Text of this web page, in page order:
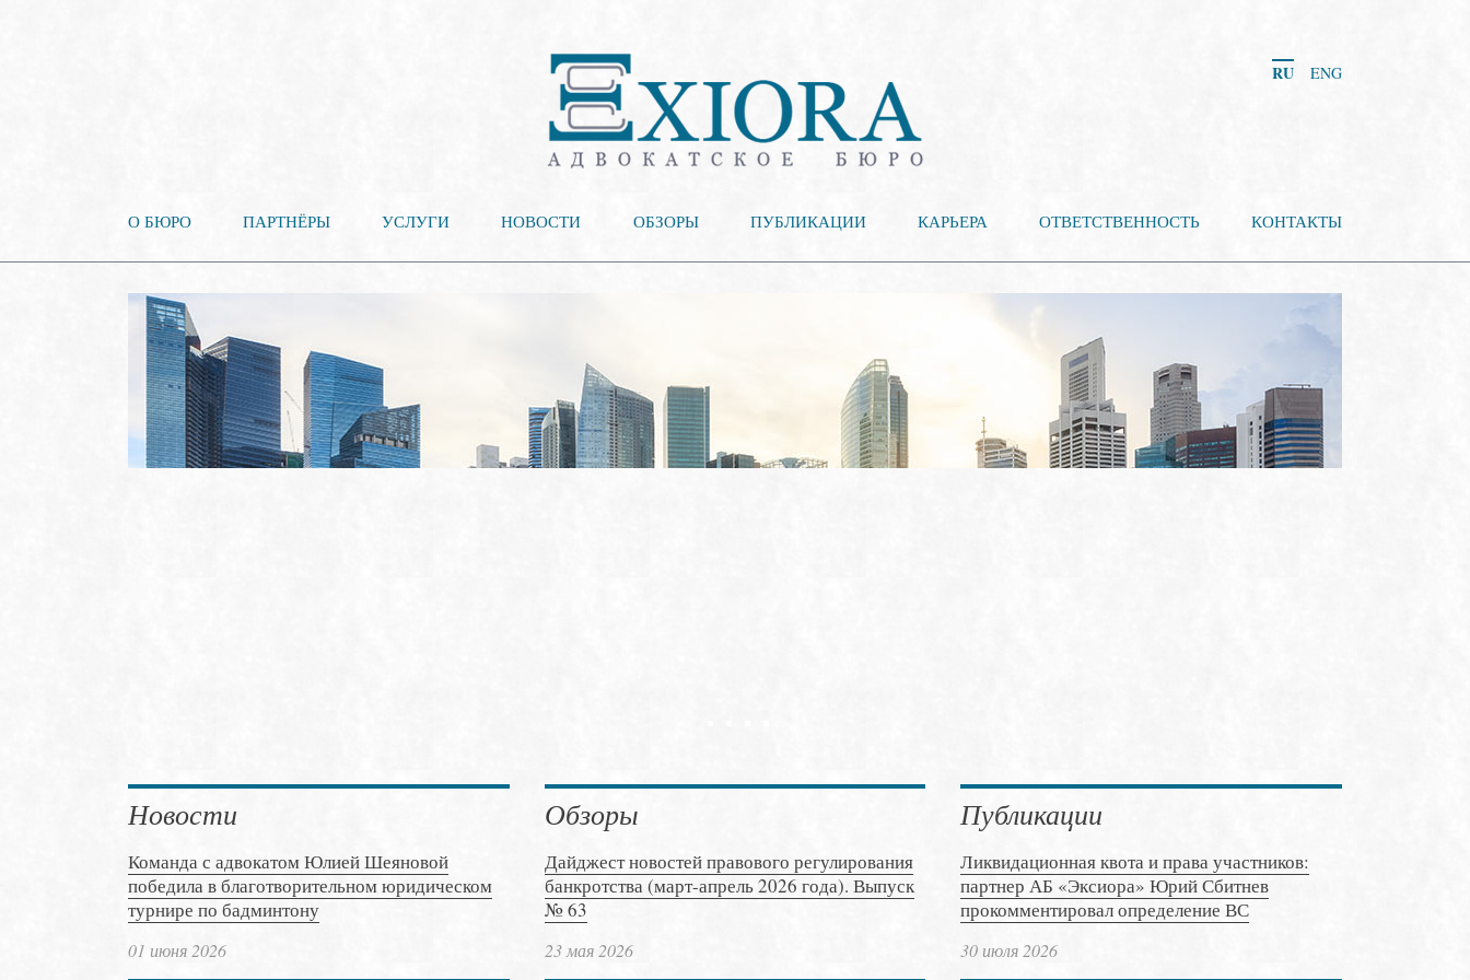
RU ENG
О БЮРО ПАРТНЁРЫ УСЛУГИ НОВОСТИ ОБЗОРЫ ПУБЛИКАЦИИ КАРЬЕРА ОТВЕТСТВЕННОСТЬ КОНТАКТЫ
Новости
Команда с адвокатом Юлией Шеяновой
победила в благотворительном юридическом
турнире по бадминтону
01 июня 2026
Обзоры
Дайджест новостей правового регулирования
банкротства (март-апрель 2026 года). Выпуск
№ 63
23 мая 2026
Публикации
Ликвидационная квота и права участников:
партнер АБ «Эксиора» Юрий Сбитнев
прокомментировал определение ВС
30 июля 2026